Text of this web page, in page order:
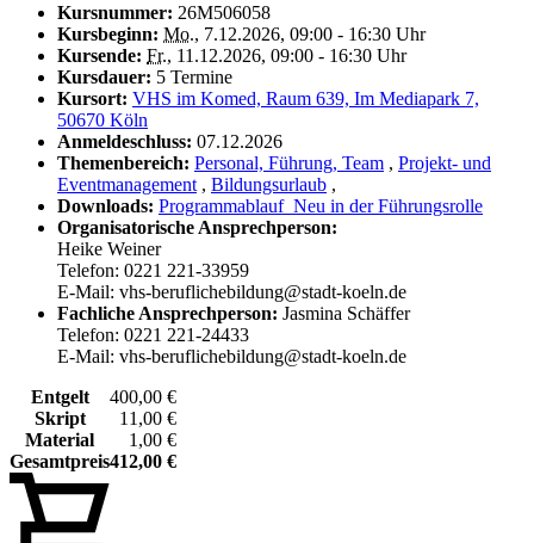
Kursnummer: 26M506058
Kursbeginn: Mo., 7.12.2026, 09:00 - 16:30 Uhr
Kursende: Fr., 11.12.2026, 09:00 - 16:30 Uhr
Kursdauer: 5 Termine
Kursort: VHS im Komed, Raum 639, Im Mediapark 7,
50670 Köln
Anmeldeschluss: 07.12.2026
Themenbereich: Personal, Führung, Team , Projekt- und
Eventmanagement , Bildungsurlaub ,
Downloads: Programmablauf_Neu in der Führungsrolle
Organisatorische Ansprechperson:
Heike Weiner
Telefon: 0221 221-33959
E-Mail: vhs-beruflichebildung@stadt-koeln.de
Fachliche Ansprechperson: Jasmina Schäffer
Telefon: 0221 221-24433
E-Mail: vhs-beruflichebildung@stadt-koeln.de
Entgelt
400,00 €
Skript
11,00 €
Material
1,00 €
Gesamtpreis412,00 €